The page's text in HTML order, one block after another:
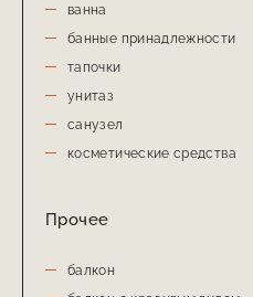
ванна
банные принадлежности
тапочки
унитаз
санузел
косметические средства
Прочее
балкон